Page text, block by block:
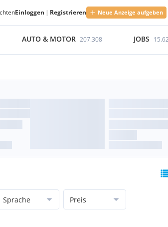
Einloggen | Registrieren Neue Anzeige aufgeben
AUTO & MOTOR 207.308 JOBS
Sprache Preis